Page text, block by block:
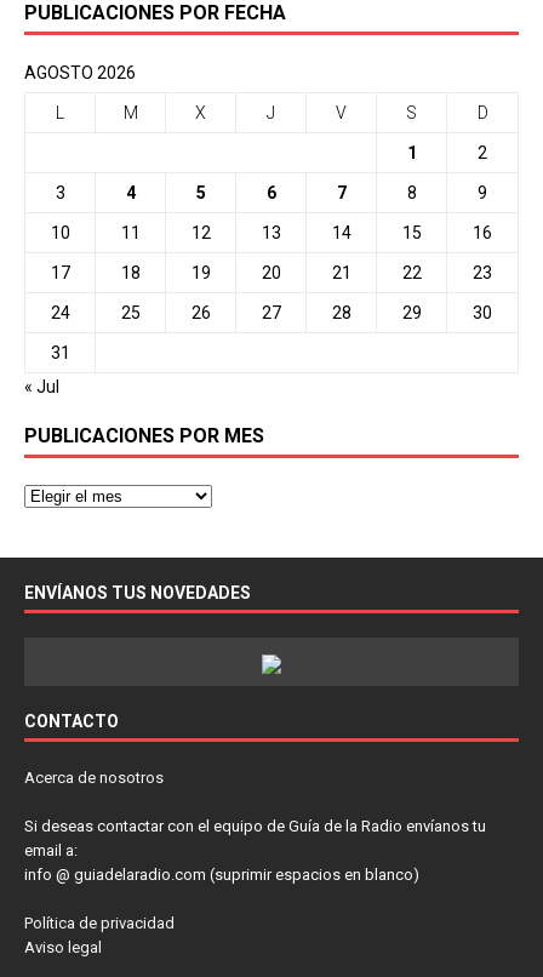
PUBLICACIONES POR FECHA
AGOSTO 2026
M X J V S D
1 2
3 4 5 6 7 8 9
10 11 12 13 14 15 16
17 18 19 20 21 22 23
24 25 26 27 28 29 30
31
« Jul
PUBLICACIONES POR MES
ENVÍANOS TUS NOVEDADES
CONTACTO
Acerca de nosotros
Si deseas contactar con el equipo de Guía de la Radio envíanos tu
email a:
info @ guiadelaradio.com (suprimir espacios en blanco)
Política de privacidad
Aviso legal